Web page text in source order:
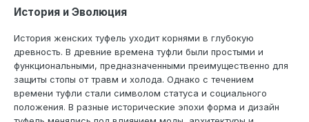
История и Эволюция
История женских туфель уходит корнями в глубокую
древность. В древние времена туфли были простыми и
функциональными, предназначенными преимущественно для
защиты стопы от травм и холода. Однако с течением
времени туфли стали символом статуса и социального
положения. В разные исторические эпохи форма и дизайн